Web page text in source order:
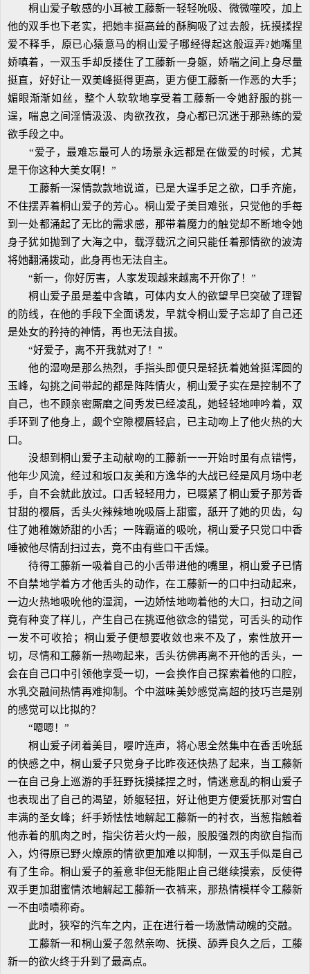
桐山爱子敏感的小耳被工藤新一轻轻吮吸、微微噬咬，加上
他的双手也下老实，把她丰挺高耸的酥胸吸了过去般，抚摸揉捏
爱不释手，原已心猿意马的桐山爱子哪经得起这般逗弄?她嘴里
娇嗔着，一双玉手却反搂住了工藤新一身躯，娇喘之间上身尽量
挺直，好好让一双美峰挺得更高，更方便工藤新一作恶的大手；
媚眼渐渐如丝，整个人软软地享受着工藤新一令她舒服的挑一
逞，喘息之间淫情汲汲、肉欲孜孜，身心都已沉迷于那熟练的爱
欲手段之中。
“爱子，最难忘最可人的场景永远都是在做爱的时候，尤其
是干你这种大美女啊！”
工藤新一深情款款地说道，已是大逞手足之欲，口手齐施，
不住摆弄着桐山爱子的芳心。桐山爱子美目难张，只觉他的手每
到一处都涌起了无比的需求感，那带着魔力的触觉却不断地令她
身子犹如抛到了大海之中，载浮载沉之间只能任着那情欲的波涛
将她翻涌拨动，此身再也无法自主。
“新一，你好厉害，人家发现越来越离不开你了！”
桐山爱子虽是羞中含瞋，可体内女人的欲望早巳突破了理智
的防线，在他的手段下全面诱发，早就令桐山爱子忘却了自己还
是处女的矜持的神情，再也无法自拔。
“好爱子，离不开我就对了！”
他的湿吻是那么热烈，手指头即便只是轻抚着她耸挺浑圆的
玉峰，勾挑之间带起的都是阵阵情火，桐山爱子实在是控制不了
自己，也不顾亲密厮磨之间秀发已经凌乱，她轻轻地呻吟着，双
手环到了他身上，觑个空隙樱唇轻启，已主动吻上了他火热的大
口。
没想到桐山爱子主动献吻的工藤新一一开始时虽有点错愕，
他年少风流，经过和坂口友美和方逸华的大战已经是风月场中老
手，自不会就此放过。口舌轻轻用力，已啜紧了桐山爱子那芳香
甘甜的樱唇，舌头火辣辣地吮吸唇上甜蜜，舐开了她的贝齿，勾
住了她稚嫩娇甜的小舌；一阵霸道的吸吮，桐山爱子只觉口中香
唾被他尽情刮扫过去，竟不由有些口干舌燥。
待得工藤新一吸着自己的小舌带进他的嘴里，桐山爱子已情
不自禁地学着方才他舌头的动作，在工藤新一的口中扫动起来，
一边火热地吸吮他的湿润，一边娇怯地吻着他的大口，扫动之间
竟有种变了样儿，产生自己在挑逗他欲念的错觉，可舌头的动作
一发不可收拾；桐山爱子便想要收敛也来不及了，索性放开一
切，尽情和工藤新一热吻起来，舌头彷佛再离不开他的舌头，一
会在自己口中引领他享受一切，一会换作自己探索着他的口腔，
水乳交融间热情再难抑制。个中滋味美妙感觉高超的技巧岂是别
的感觉可以比拟的？
“嗯嗯！”
桐山爱子闭着美目，嘤咛连声，将心思全然集中在香舌吮舐
的快感之中，桐山爱子只觉身子比昨夜还快热了起来，当工藤新
一在自己身上巡游的手狂野抚摸揉捏之时，情迷意乱的桐山爱子
也表现出了自己的渴望，娇躯轻扭，好让他更方便爱抚那对雪白
丰满的圣女峰；纤手娇怯怯地解起工藤新一的衬衣，当葱指触着
他赤着的肌肉之时，指尖彷若火灼一般，股股强烈的肉欲自指而
入，灼得原已野火燎原的情欲更加难以抑制，一双玉手似是自己
有了生命。桐山爱子的羞意非但无能阻止自己继续摸索，反使得
双手更加甜蜜情浓地解起工藤新一衣裤来，那热情模样令工藤新
一不由啧啧称奇。
此时，狭窄的汽车之内，正在进行着一场激情动魄的交融。
工藤新一和桐山爱子忽然亲吻、抚摸、舔弄良久之后，工藤
新一的欲火终于升到了最高点。